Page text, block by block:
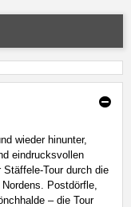
wieder hinunter,
eindrucksvollen
Tour durch die
Postdörfle,
– die Tour